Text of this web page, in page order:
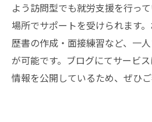
よう訪問型でも就労支援を行っ
場所でサポートを受けられます
歴書の作成・面接練習など、一
が可能です。ブログにてサービ
情報を公開しているため、ぜひ